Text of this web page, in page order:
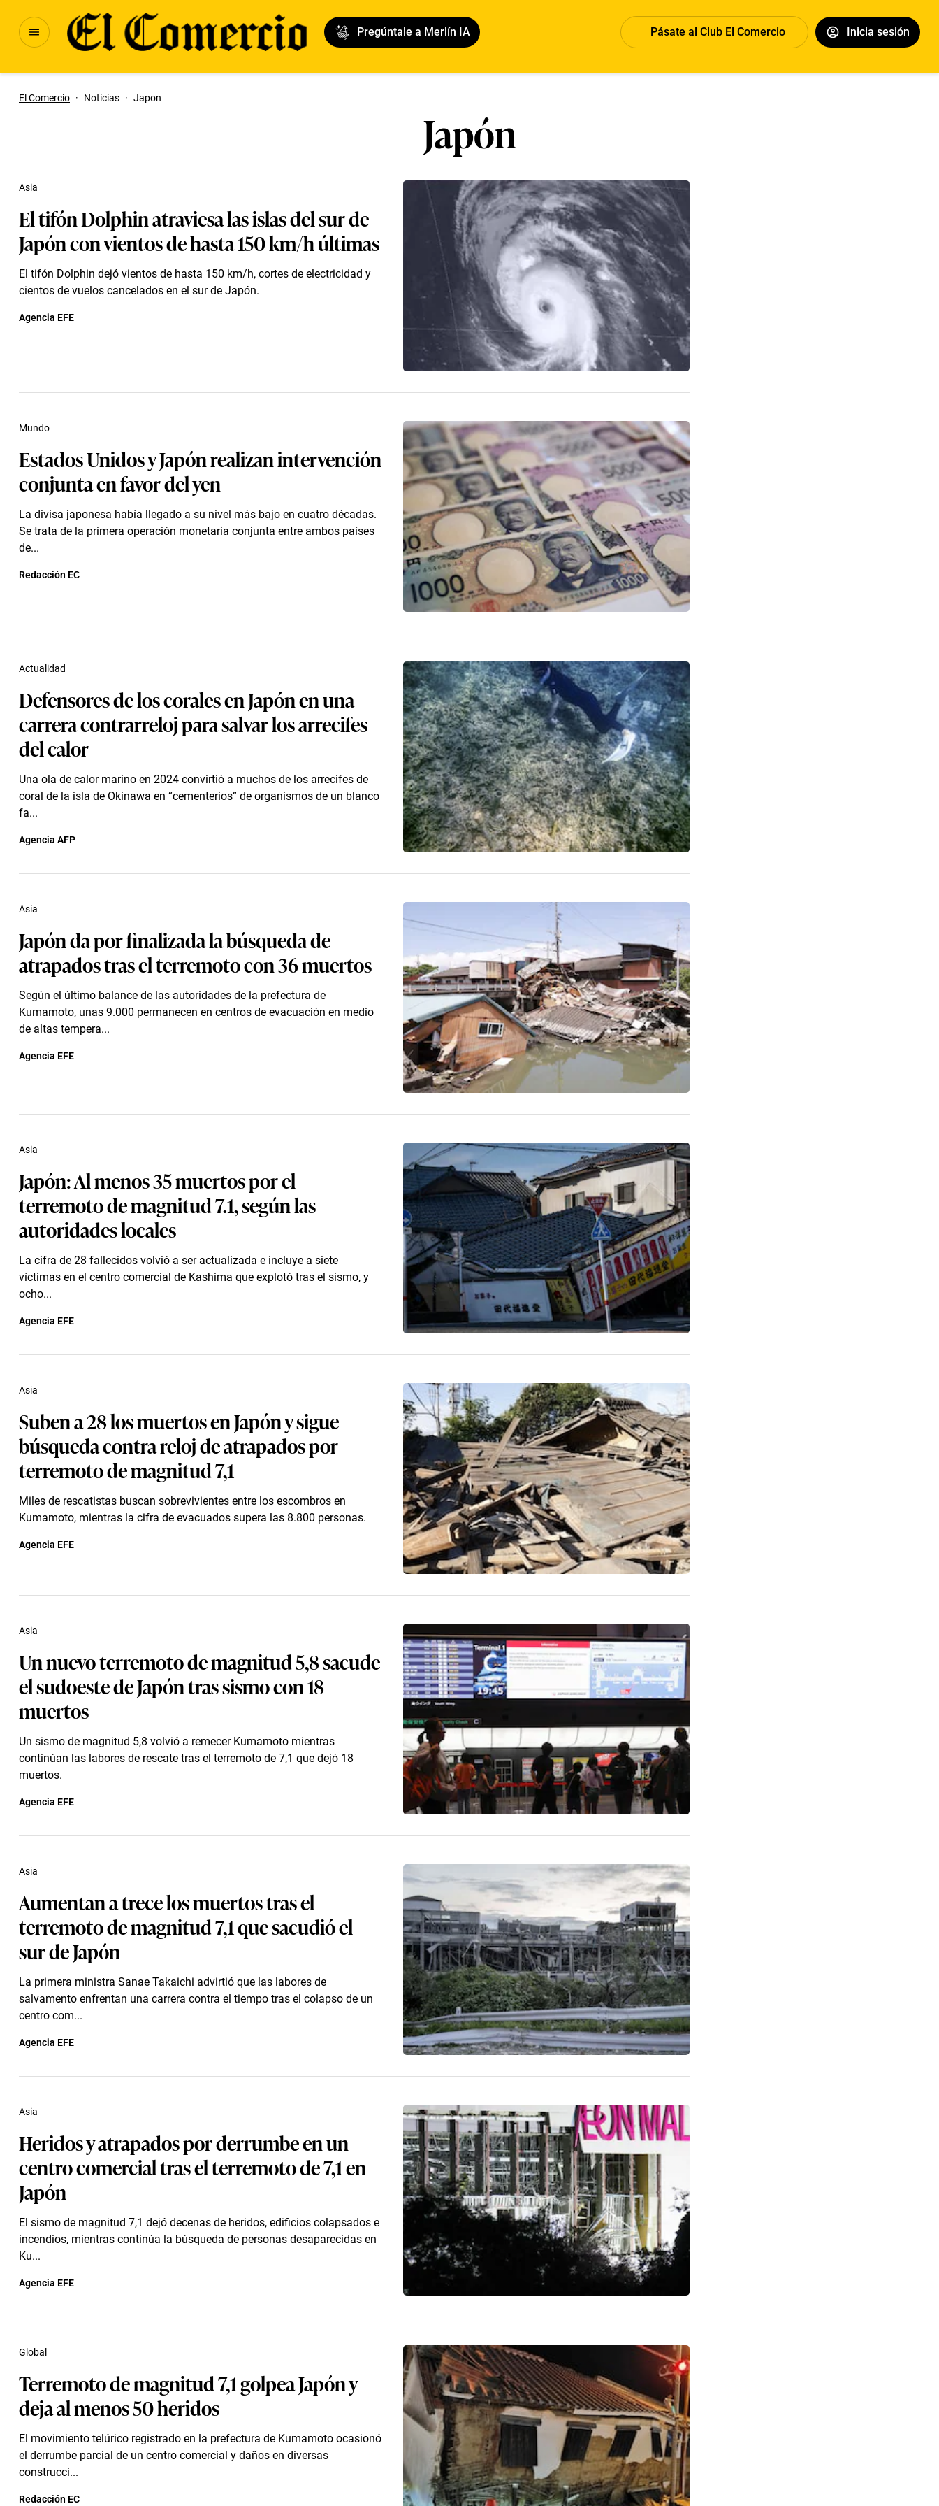
Pregúntale a Merlín IA Pásate al Club El Comercio Inicia sesión
El Comercio · Noticias · Japon
Japón
El tifón Dolphin atraviesa las islas del sur de
Japón con vientos de hasta 150 km/h últimas
El tifón Dolphin dejó vientos de hasta 150 km/h, cortes de electricidad y
cientos de vuelos cancelados en el sur de Japón.
Asia
Agencia EFE
Estados Unidos y Japón realizan intervención
conjunta en favor del yen
La divisa japonesa había llegado a su nivel más bajo en cuatro décadas.
Se trata de la primera operación monetaria conjunta entre ambos países
de...
Mundo
Redacción EC
Defensores de los corales en Japón en una
carrera contrarreloj para salvar los arrecifes
del calor
Una ola de calor marino en 2024 convirtió a muchos de los arrecifes de
coral de la isla de Okinawa en “cementerios” de organismos de un blanco
fa...
Actualidad
Agencia AFP
Japón da por finalizada la búsqueda de
atrapados tras el terremoto con 36 muertos
Según el último balance de las autoridades de la prefectura de
Kumamoto, unas 9.000 permanecen en centros de evacuación en medio
de altas tempera...
Asia
Agencia EFE
Japón: Al menos 35 muertos por el
terremoto de magnitud 7.1, según las
autoridades locales
La cifra de 28 fallecidos volvió a ser actualizada e incluye a siete
víctimas en el centro comercial de Kashima que explotó tras el sismo, y
ocho...
Asia
Agencia EFE
Suben a 28 los muertos en Japón y sigue
búsqueda contra reloj de atrapados por
terremoto de magnitud 7,1
Miles de rescatistas buscan sobrevivientes entre los escombros en
Kumamoto, mientras la cifra de evacuados supera las 8.800 personas.
Asia
Agencia EFE
Un nuevo terremoto de magnitud 5,8 sacude
el sudoeste de Japón tras sismo con 18
muertos
Un sismo de magnitud 5,8 volvió a remecer Kumamoto mientras
continúan las labores de rescate tras el terremoto de 7,1 que dejó 18
muertos.
Asia
Agencia EFE
Aumentan a trece los muertos tras el
terremoto de magnitud 7,1 que sacudió el
sur de Japón
La primera ministra Sanae Takaichi advirtió que las labores de
salvamento enfrentan una carrera contra el tiempo tras el colapso de un
centro com...
Asia
Agencia EFE
Heridos y atrapados por derrumbe en un
centro comercial tras el terremoto de 7,1 en
Japón
El sismo de magnitud 7,1 dejó decenas de heridos, edificios colapsados e
incendios, mientras continúa la búsqueda de personas desaparecidas en
Ku...
Asia
Agencia EFE
Terremoto de magnitud 7,1 golpea Japón y
deja al menos 50 heridos
El movimiento telúrico registrado en la prefectura de Kumamoto ocasionó
el derrumbe parcial de un centro comercial y daños en diversas
construcci...
Global
Redacción EC